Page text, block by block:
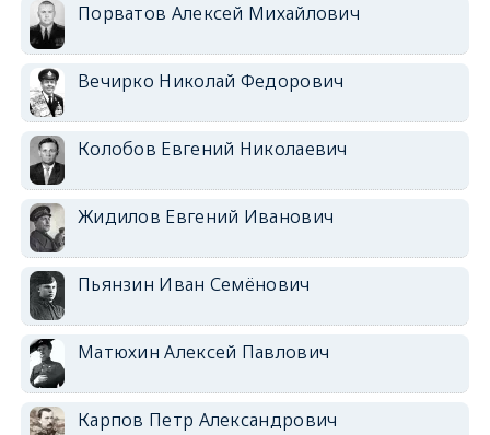
Порватов Алексей Михайлович
Вечирко Николай Федорович
Колобов Евгений Николаевич
Жидилов Евгений Иванович
Пьянзин Иван Семёнович
Матюхин Алексей Павлович
Карпов Петр Александрович